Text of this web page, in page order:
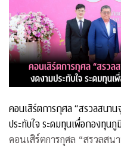
คอนเสิร์ตการกุศล “สรวลสนา
ประทับใจ ระดมทุนเพื่อกองทุน
คอนเสิร์ตการกุศล “สรวลส